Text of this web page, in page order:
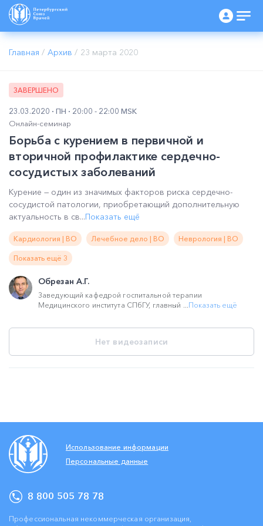
Главная / Архив / 23 марта 2020
ЗАВЕРШЕНО
23.03.2020 ПН
20:00 - 22:00 MSK
Онлайн-семинар
Борьба с курением в первичной и
вторичной профилактике сердечно-
сосудистых заболеваний
Курение — один из значимых факторов риска сердечно-
сосудистой патологии, приобретающий дополнительную
актуальность в св...Показать ещё
Кардиология | ВО Лечебное дело | ВО Неврология | ВО
Показать ещё 3
Обрезан А.Г.
Заведующий кафедрой госпитальной терапии
Медицинского института СПбГУ, главный ...Показать ещё
Нет видеозаписи
Использование информации
Персональные данные
8 800 505 78 78
Профессиональная некоммерческая организация,